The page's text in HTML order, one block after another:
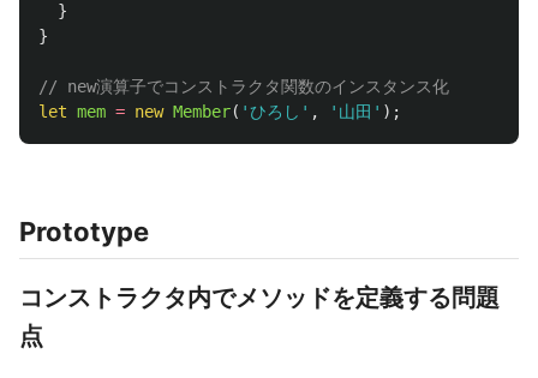
}
}
// new演算子でコンストラクタ関数のインスタンス化
let mem = new Member( 'ひろし ' , ' 山田 ' );
Prototype
コンストラクタ内でメソッドを定義する問題
点